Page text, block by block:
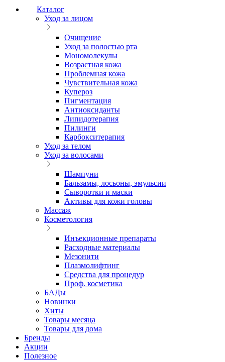
Каталог
Уход за лицом
Очищение
Уход за полостью рта
Мономолекулы
Возрастная кожа
Проблемная кожа
Чувствительная кожа
Купероз
Пигментация
Антиоксиданты
Липидотерапия
Пилинги
Карбокситерапия
Уход за телом
Уход за волосами
Шампуни
Бальзамы, лосьоны, эмульсии
Сыворотки и маски
Активы для кожи головы
Массаж
Косметология
Инъекционные препараты
Расходные материалы
Мезонити
Плазмолифтинг
Средства для процедур
Проф. косметика
БАДы
Новинки
Хиты
Товары месяца
Товары для дома
Бренды
Акции
Полезное